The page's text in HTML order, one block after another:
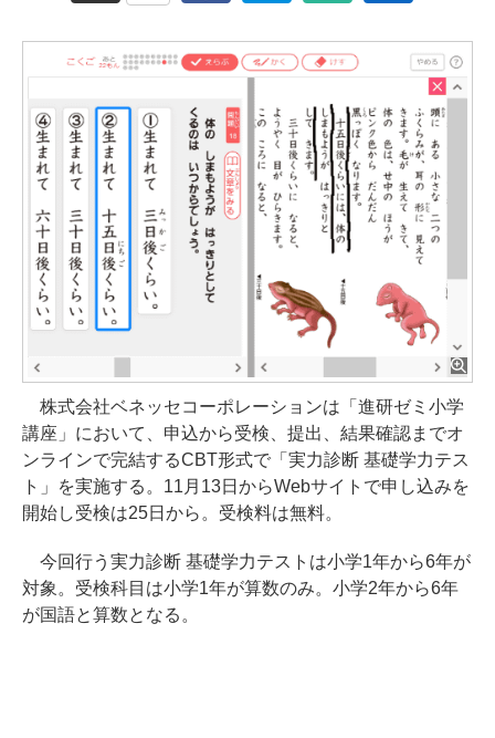
株式会社ベネッセコーポレーションは「進研ゼミ小学
講座」において、申込から受検、提出、結果確認までオ
ンラインで完結するCBT形式で「実力診断 基礎学力テス
ト」を実施する。11月13日からWebサイトで申し込みを
開始し受検は25日から。受検料は無料。
今回行う実力診断 基礎学力テストは小学1年から6年が
対象。受検科目は小学1年が算数のみ。小学2年から6年
が国語と算数となる。